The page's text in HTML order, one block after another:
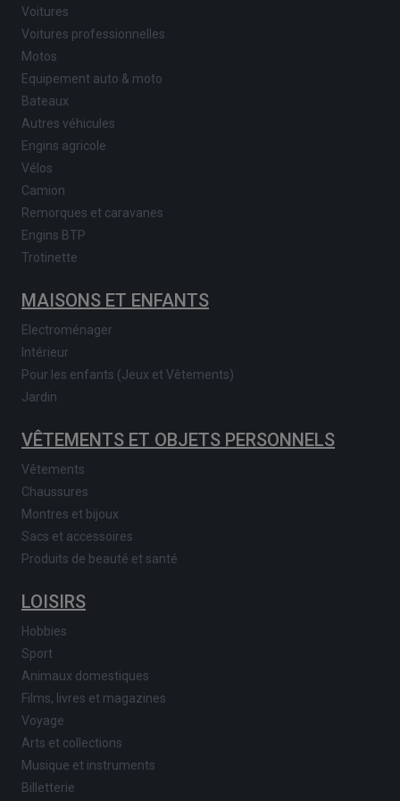
Voitures
Voitures professionnelles
Motos
Equipement auto & moto
Bateaux
Autres véhicules
Engins agricole
Vélos
Camion
Remorques et caravanes
Engins BTP
Trotinette
MAISONS ET ENFANTS
Electroménager
Intérieur
Pour les enfants (Jeux et Vêtements)
Jardin
VÊTEMENTS ET OBJETS PERSONNELS
Vêtements
Chaussures
Montres et bijoux
Sacs et accessoires
Produits de beauté et santé
LOISIRS
Hobbies
Sport
Animaux domestiques
Films, livres et magazines
Voyage
Arts et collections
Musique et instruments
Billetterie